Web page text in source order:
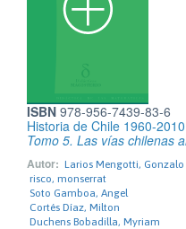
ISBN 978-956-7439-83-6
Historia de Chile 1960-2010
Tomo 5. Las vías chilenas
Autor: Larios Mengotti, Gonzalo
risco, monserrat
Soto Gamboa, Angel
Cortés Díaz, Milton
Duchens Bobadilla, Myriam